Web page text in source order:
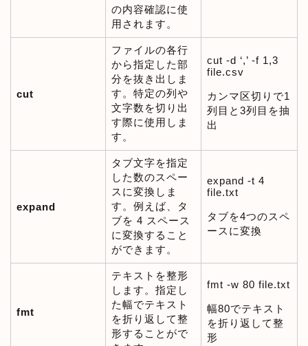
の内容確認に使
用されます。
cut
ファイルの各行
から指定した部
分を抜き出しま
す。特定の列や
文字数を切り出
す際に使用しま
す。
cut -d ‘,’ -f 1,3
file.csv
カンマ区切りで1
列目と3列目を抽
出
expand
タブ文字を指定
した数のスペー
スに変換しま
す。例えば、タ
ブを 4 スペース
に変換すること
ができます。
expand -t 4
file.txt
タブを4つのスペ
ースに変換
fmt
テキストを整形
します。指定し
た幅でテキスト
を折り返して整
形することがで
fmt -w 80 file.txt
幅80でテキスト
を折り返して整
形